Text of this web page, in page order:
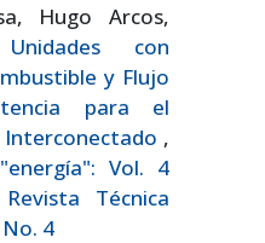
Hugo Arcos,
con
y Flujo
para el
Interconectado ,
Vol. 4
Técnica
4